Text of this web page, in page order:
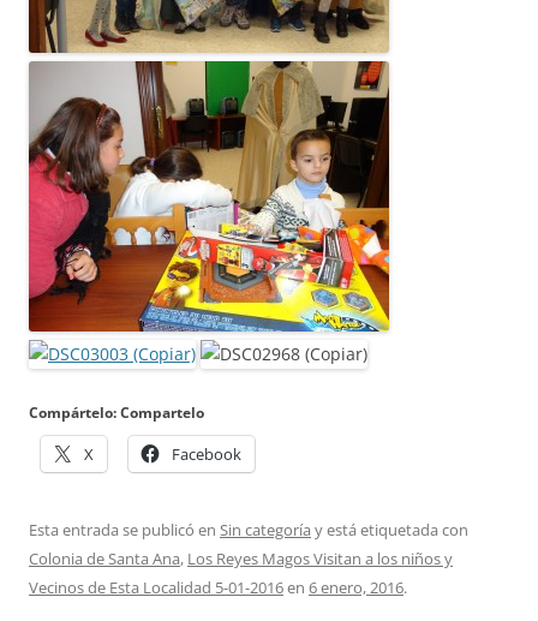
Compártelo: Compartelo
X Facebook
Esta entrada se publicó en Sin categoría y está etiquetada con
Colonia de Santa Ana, Los Reyes Magos Visitan a los niños y
Vecinos de Esta Localidad 5-01-2016en 6 enero, 2016.